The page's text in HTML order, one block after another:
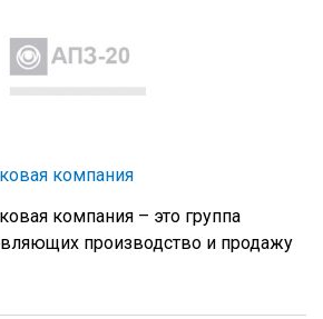
компания
компания – это группа
производство и продажу